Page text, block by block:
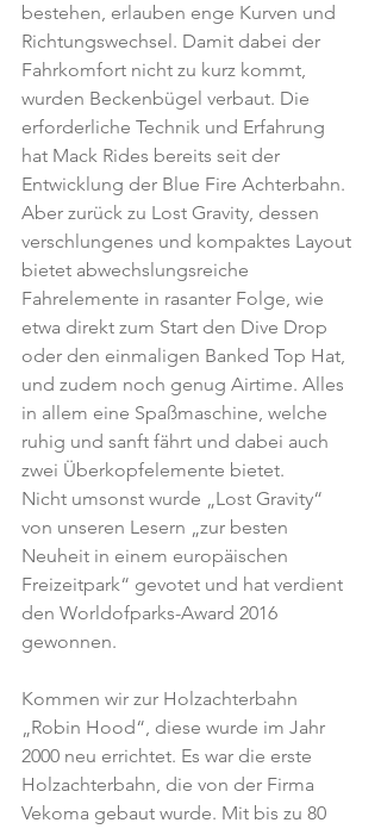
bestehen, erlauben enge Kurven und
Richtungswechsel. Damit dabei der
Fahrkomfort nicht zu kurz kommt,
wurden Beckenbügel verbaut. Die
erforderliche Technik und Erfahrung
hat Mack Rides bereits seit der
Entwicklung der Blue Fire Achterbahn.
Aber zurück zu Lost Gravity, dessen
verschlungenes und kompaktes Layout
bietet abwechslungsreiche
Fahrelemente in rasanter Folge, wie
etwa direkt zum Start den Dive Drop
oder den einmaligen Banked Top Hat,
und zudem noch genug Airtime. Alles
in allem eine Spaßmaschine, welche
ruhig und sanft fährt und dabei auch
zwei Überkopfelemente bietet.
Nicht umsonst wurde „Lost Gravity“
von unseren Lesern „zur besten
Neuheit in einem europäischen
Freizeitpark“ gevotet und hat verdient
den Worldofparks-Award 2016
gewonnen.
Kommen wir zur Holzachterbahn
„Robin Hood“, diese wurde im Jahr
2000 neu errichtet. Es war die erste
Holzachterbahn, die von der Firma
Vekoma gebaut wurde. Mit bis zu 80